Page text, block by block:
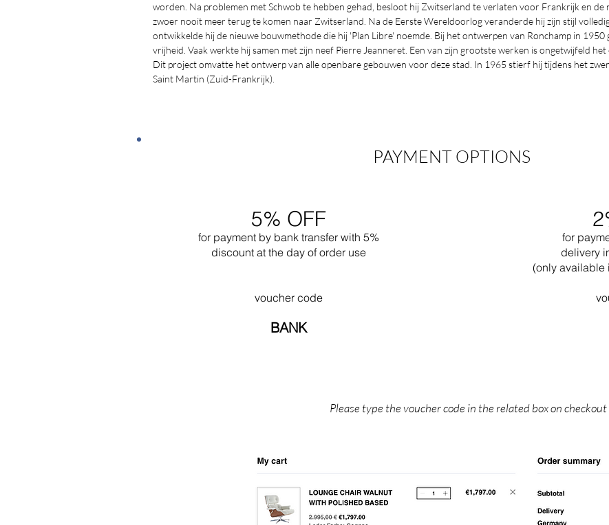
worden. Na problemen met Schwob te hebben gehad, besloot hij Zwitserland te verlaten voor Frankrijk en de
zwoer nooit meer terug te komen naar Zwitserland. Na de Eerste Wereldoorlog veranderde hij zijn stijl
ontwikkelde hij de nieuwe bouwmethode die hij 'Plan Libre' noemde. Bij het ontwerpen van Ronchamp in
vrijheid. Vaak werkte hij samen met zijn neef Pierre Jeanneret. Een van zijn grootste werken is ongetwijfeld
Dit project omvatte het ontwerp van alle openbare gebouwen voor deze stad. In 1965 stierf hij tijdens het
Saint Martin (Zuid-Frankrijk).
PAYMENT OPTIONS
5% OFF
for payment by bank transfer with 5%
discount at the day of order use
voucher code
BANK
for
delivery
(only available
Please type the voucher code in the related box on checkout